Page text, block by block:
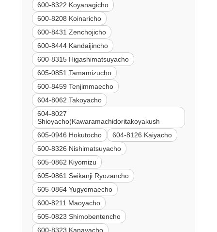
600-8322 Koyanagicho
600-8208 Koinaricho
600-8431 Zenchojicho
600-8444 Kandaijincho
600-8315 Higashimatsuyacho
605-0851 Tamamizucho
600-8459 Tenjimmaecho
604-8062 Takoyacho
604-8027
Shioyacho(Kawaramachidoritakoyakush
605-0946 Hokutocho
604-8126 Kaiyacho
600-8326 Nishimatsuyacho
605-0862 Kiyomizu
605-0861 Seikanji Ryozancho
605-0864 Yugyomaecho
600-8211 Maoyacho
605-0823 Shimobentencho
600-8323 Kanayacho